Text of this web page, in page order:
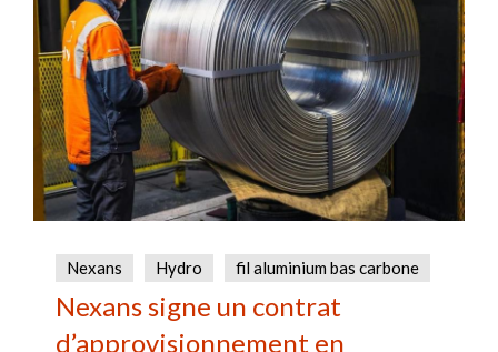
Nexans Hydro fil aluminium bas carbone
Nexans signe un contrat
d’approvisionnement en